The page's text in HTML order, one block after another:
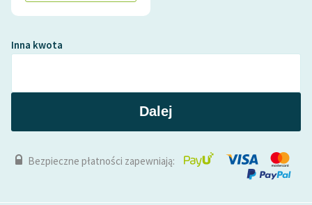
Inna kwota
Dalej
Bezpieczne płatności zapewniają: